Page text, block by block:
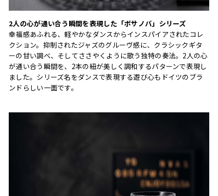
2人の心が通い合う瞬間を表現した「ボサノバ」シリーズ
幸福感あふれる、軽やかなダンスからインスパイアされたコレ
クション。抑制されたジャズのグルーヴ感に、クラシックギタ
ーの甘い調べ、そしてささやくように歌う独特の奏法。2人の心
が通い合う瞬間を、2本の紐が美しく調和するパターンで表現し
ました。シリーズ名をダンスで表現する遊び心もドイツのブラ
ンドらしい一面です。